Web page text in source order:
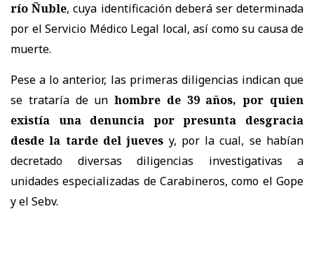
río Ñuble, cuya identificación deberá ser determinada
por el Servicio Médico Legal local, así como su causa de
muerte.
Pese a lo anterior, las primeras diligencias indican que
se trataría de unhombre de 39 años, por quien
existía una denuncia por presunta desgracia
desde la tarde del jueves y, por la cual, se habían
decretado diversas diligencias investigativas a
unidades especializadas de Carabineros, como el Gope
y el Sebv.